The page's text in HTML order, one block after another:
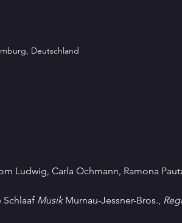
Deutschland
Ludwig, Carla Ochmann, Ramona
Musik Murnau-Jessner-Bros.,